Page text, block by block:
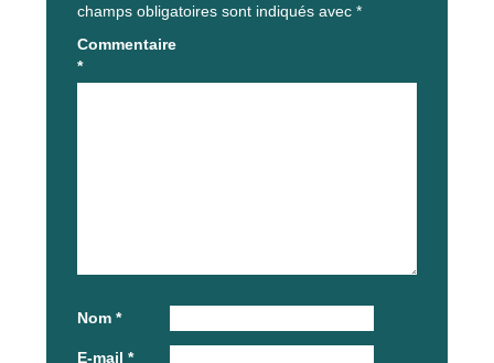
champs obligatoires sont indiqués avec *
Commentaire
*
Nom *
E-mail *